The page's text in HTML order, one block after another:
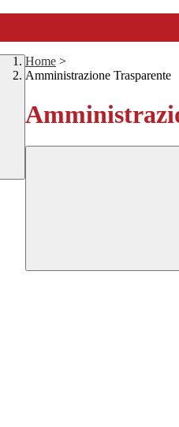
Home >
Amministrazione Trasparente